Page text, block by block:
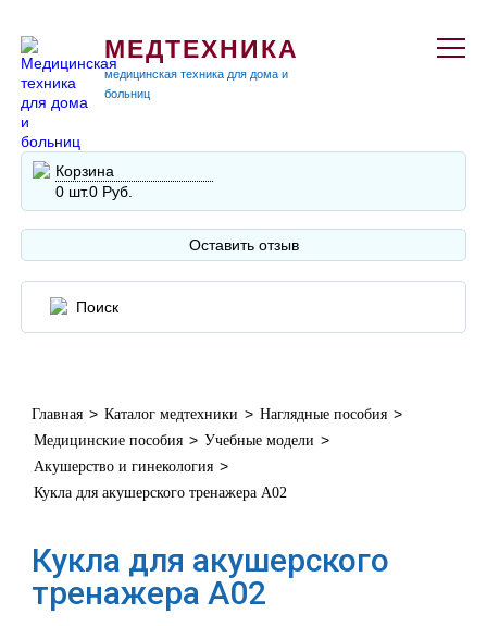
МЕДТЕХНИКА
медицинская техника для дома и
больниц
Корзина
0 шт.0 Руб.
Оставить отзыв
Главная > Каталог медтехники > Наглядные пособия >
Медицинские пособия > Учебные модели >
Акушерство и гинекология >
Кукла для акушерского тренажера А02
Кукла для акушерского
тренажера А02